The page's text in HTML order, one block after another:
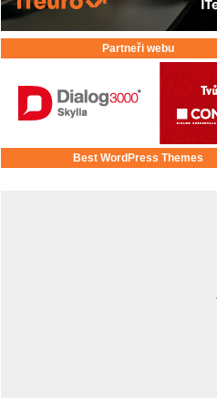
Partneři webu
Best WordPress Themes